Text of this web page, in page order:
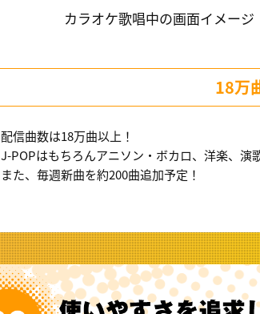
カラオケ歌唱中の画面イメージ
18万
配信曲数は18万曲以上！
J-POPはもちろんアニソン・ボカロ、洋楽、演
また、毎週新曲を約200曲追加予定！